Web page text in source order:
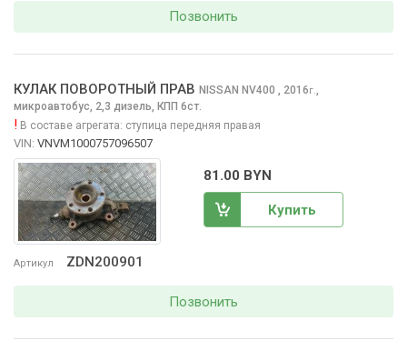
Позвонить
Артикул ZDN200901
КУЛАК ПОВОРОТНЫЙ ПРАВ NISSAN NV400 , 2016г.
микроавтобус, 2,3 дизель, КПП 6ст.
! В составе агрегата: ступица передняя правая
VIN: VNVM1000757096507
81.00 BYN
Купить
Позвонить